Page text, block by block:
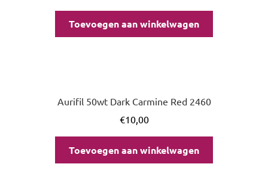
Toevoegen aan winkelwagen
Aurifil 50wt Dark Carmine Red 2460
€10,00
Toevoegen aan winkelwagen